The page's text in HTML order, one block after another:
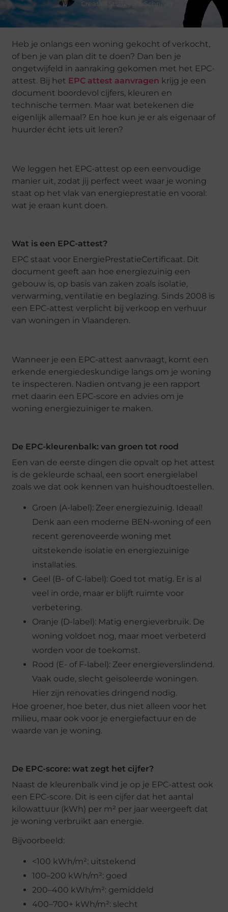
Creatief Strateeg & Schrijver
Heb je onlangs een woning gekocht of verkocht,
of ben je van plan dit te doen? Dan ben je
ongetwijfeld in aanraking gekomen met het EPC-
attest. Bij het EPC attest aanvragen krijg je een
document boordevol cijfers, kleuren en
technische termen. Maar wat betekenen die
eigenlijk allemaal? En hoe kun je er als eigenaar of
huurder écht iets uit leren?
We leggen het EPC-attest op een eenvoudige
manier uit, zodat jij perfect weet waar je woning
staat op het vlak van energieprestatie en vooral:
wat je eraan kunt doen.
Wat is een EPC-attest?
EPC staat voor EnergiePrestatieCertificaat. Dit
document geeft aan hoe energiezuinig een
gebouw is, op basis van zaken zoals isolatie,
verwarming, ventilatie en beglazing. Sinds 2008 is
een EPC-attest verplicht bij verkoop en verhuur
van woningen in Vlaanderen.
Wanneer je een EPC-attest aanvraagt, komt een
erkende energiedeskundige langs om je woning
te inspecteren. Nadien ontvang je een rapport
met daarin een EPC-score en advies om je
woning energiezuiniger te maken.
De EPC-kleurenbalk: van groen tot rood
Een van de eerste dingen die opvalt op het attest
is de gekleurde schaal, een soort energielabel
zoals we dat ook kennen van huishoudtoestellen.
Groen (A-label): Zeer energiezuinig. Ideaal!
Denk aan een moderne BEN-woning of een
recent gerenoveerde woning met
uitstekende isolatie en energiezuinige
installaties.
Geel (B- of C-label): Goed tot matig. Er is al
veel in orde, maar er blijft ruimte voor
verbetering.
Oranje (D-label): Matig energieverbruik. De
woning voldoet nog, maar moet verbeterd
worden voor de toekomst.
Rood (E- of F-label): Zeer energieverslindend.
Vaak oude, slecht geïsoleerde woningen.
Hier zijn renovaties dringend nodig.
Hoe groener, hoe beter, dus niet alleen voor het
milieu, maar ook voor je energiefactuur en de
waarde van je woning.
De EPC-score: wat zegt het cijfer?
Naast de kleurenbalk vind je op je EPC-attest ook
een EPC-score. Dit is een cijfer dat het aantal
kilowattuur (kWh) per m² per jaar weergeeft dat
je woning verbruikt aan energie.
Bijvoorbeeld:
<100 kWh/m²: uitstekend
100–200 kWh/m²: goed
200–400 kWh/m²: gemiddeld
400–700+ kWh/m²: slecht